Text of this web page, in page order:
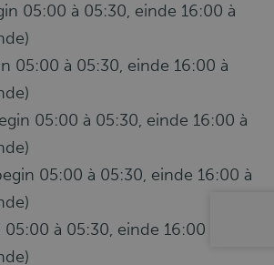
05:00 à 05:30, einde 16:00 à
05:00 à 05:30, einde 16:00 à
05:00 à 05:30, einde 16:00 à
05:00 à 05:30, einde 16:00 à
à 05:30, einde 16:00 à